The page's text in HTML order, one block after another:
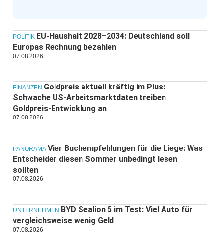
POLITIK EU-Haushalt 2028–2034: Deutschland soll
Europas Rechnung bezahlen
07.08.2026
FINANZEN Goldpreis aktuell kräftig im Plus:
Schwache US-Arbeitsmarktdaten treiben
Goldpreis-Entwicklung an
07.08.2026
PANORAMA Vier Buchempfehlungen für die Liege: Was
Entscheider diesen Sommer unbedingt lesen
sollten
07.08.2026
UNTERNEHMEN BYD Sealion 5 im Test: Viel Auto für
vergleichsweise wenig Geld
07.08.2026